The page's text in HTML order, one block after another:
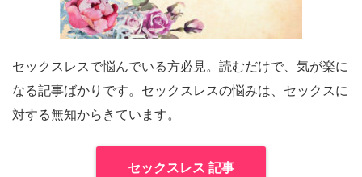
セックスレスで悩んでいる方必見。読むだけで、気が楽に
なる記事ばかりです。セックスレスの悩みは、セックスに
対する無知からきています。
セックスレス 記事